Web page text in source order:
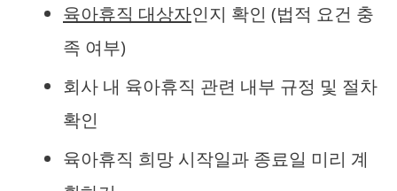
육아휴직 대상자인지 확인 (법적 요건 충
족 여부)
회사 내 육아휴직 관련 내부 규정 및 절차
확인
육아휴직 희망 시작일과 종료일 미리 계